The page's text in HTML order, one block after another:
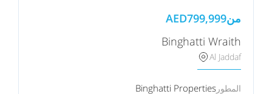
من AED799,999
Binghatti Wraith
Al Jaddaf
المطور Binghatti Properties